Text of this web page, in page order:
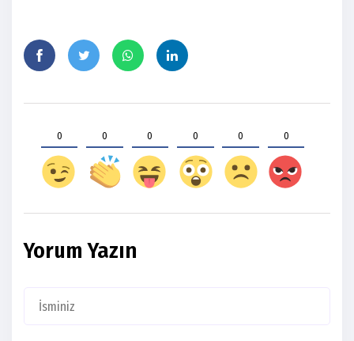
0 0 0 0 0 0
Yorum Yazın